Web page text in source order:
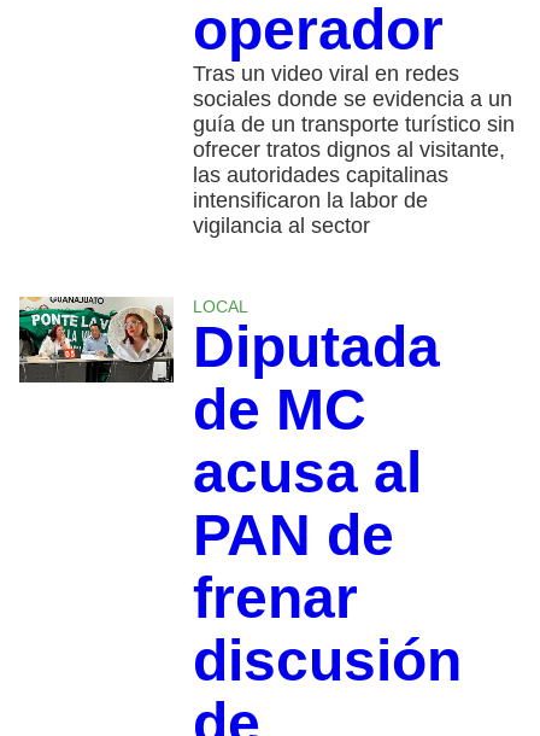
operador
Tras un video viral en redes
sociales donde se evidencia a un
guía de un transporte turístico sin
ofrecer tratos dignos al visitante,
las autoridades capitalinas
intensificaron la labor de
vigilancia al sector
LOCAL
Diputada
de MC
acusa al
PAN de
frenar
discusión
de